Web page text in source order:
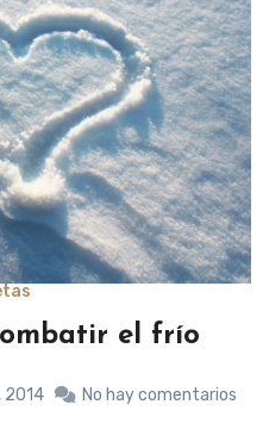
el frío
2014 No hay comentarios